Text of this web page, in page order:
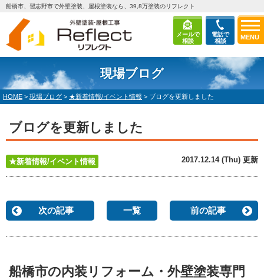
メールで
相談
電話で
相談
MENU
船橋市、習志野市で外壁塗装、屋根塗装なら、39,8万塗装のリフレクト
現場ブログ
HOME > 現場ブログ > ★新着情報/イベント情報 > ブログを更新しました
ブログを更新しました
★新着情報/イベント情報 2017.12.14 (Thu) 更新
次の記事 一覧 前の記事
船橋市の内装リフォーム・外壁塗装専門